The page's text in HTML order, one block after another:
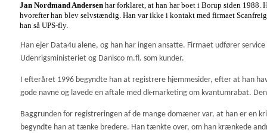
Jan Nordmand Andersen har forklaret, at han har boet i Borup siden
hvorefter han blev selvstændig. Han var ikke i kontakt med firmaet
han så UPS-fly.
Han ejer Data4u alene, og han har ingen ansatte. Firmaet udfører
Udenrigsministeriet og Danisco m.fl. som kunder.
I efteråret 1996 begyndte han at registrere hjemmesider, efter at han
gode navne og lavede en aftale med dk-marketing om kvantumrabat.
Baggrunden for registreringen af de mange domæner var, at han er en
begyndte han at tænke bredere. Han tænkte over, om han krænkede